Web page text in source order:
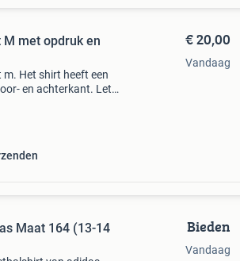
met opdruk en
Het shirt heeft een
en achterkant. Let
€ 20,00
Vandaag
Maat 164 (13-14
Bieden
Vandaag